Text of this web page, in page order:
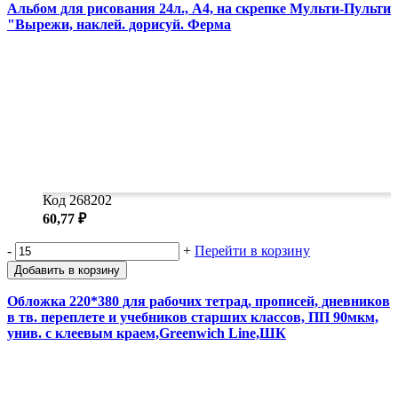
Альбом для рисования 24л., А4, на скрепке Мульти-Пульти
"Вырежи, наклей. дорисуй. Ферма
Код 268202
60,77 ₽
- + Перейти в корзину
Добавить в корзину
Обложка 220*380 для рабочих тетрад, прописей, дневников
в тв. переплете и учебников старших классов, ПП 90мкм,
унив. с клеевым краем,Greenwich Line,ШК